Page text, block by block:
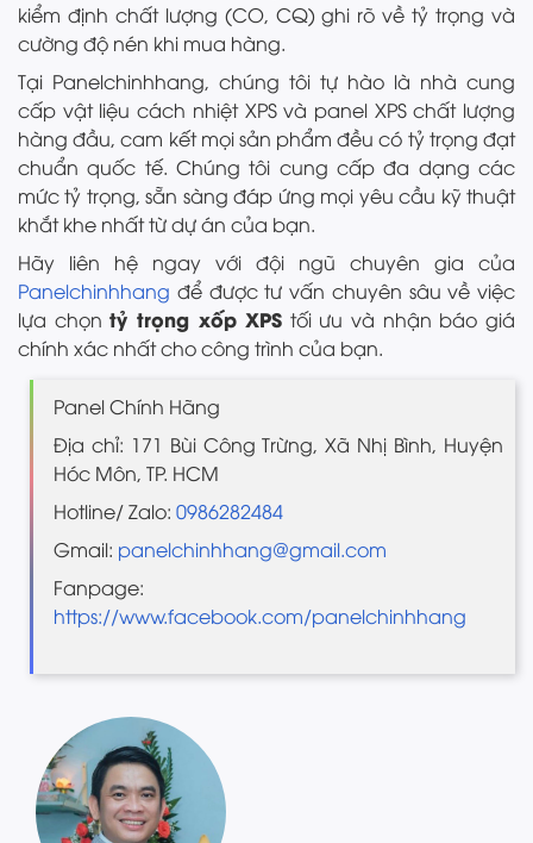
kiểm định chất lượng (CO, CQ) ghi rõ về tỷ trọng và
cường độ nén khi mua hàng.
Tại Panelchinhhang, chúng tôi tự hào là nhà cung
cấp vật liệu cách nhiệt XPS và panel XPS chất lượng
hàng đầu, cam kết mọi sản phẩm đều có tỷ trọng đạt
chuẩn quốc tế. Chúng tôi cung cấp đa dạng các
mức tỷ trọng, sẵn sàng đáp ứng mọi yêu cầu kỹ thuật
khắt khe nhất từ dự án của bạn.
Hãy liên hệ ngay với đội ngũ chuyên gia của
Panelchinhhang để được tư vấn chuyên sâu về việc
lựa chọntỷ trọng xốp XPS tối ưu và nhận báo giá
chính xác nhất cho công trình của bạn.
Panel Chính Hãng
Địa chỉ: 171 Bùi Công Trừng, Xã Nhị Bình, Huyện
Hóc Môn, TP. HCM
Hotline/ Zalo: 0986282484
Gmail: panelchinhhang@gmail.com
Fanpage:
https://www.facebook.com/panelchinhhang